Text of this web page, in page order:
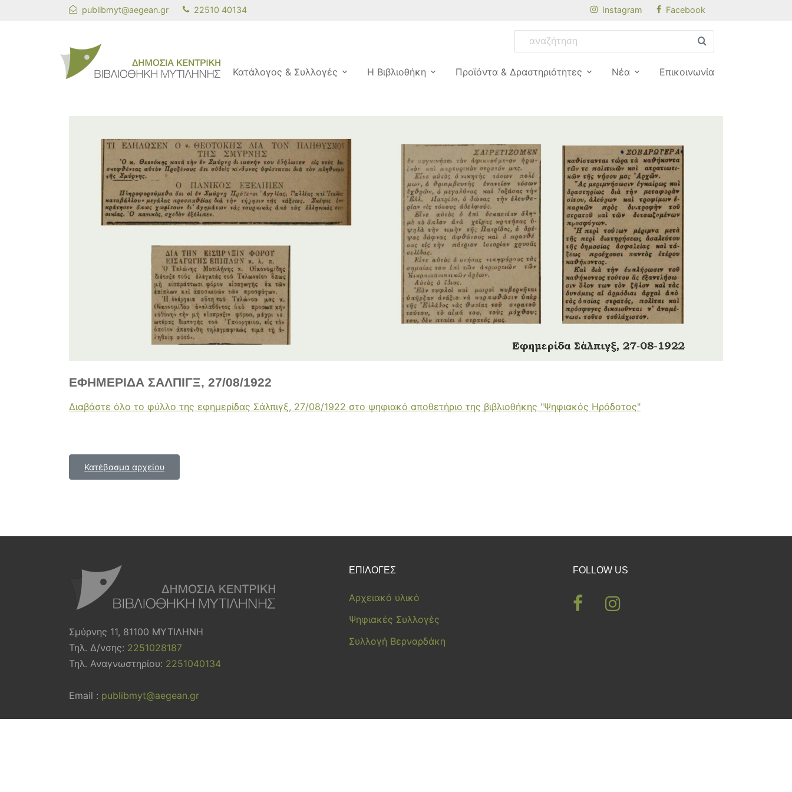
publibmyt@aegean.gr 22510 40134 Instagram Facebook
Κατάλογος & Συλλογές Η Βιβλιοθήκη Προϊόντα & Δραστηριότητες Νέα Επικοινωνία
ΕΦΗΜΕΡΙΔΑ ΣΑΛΠΙΓΞ, 27/08/1922
Διαβάστε όλο το φύλλο της εφημερίδας Σάλπιγξ, 27/08/1922 στο ψηφιακό αποθετήριο της βιβλιοθήκης "Ψηφιακός Ηρόδοτος"
Κατέβασμα αρχείου
Σμύρνης 11, 81100 ΜΥΤΙΛΗΝΗ
Τηλ. Δ/νσης: 2251028187
Τηλ. Αναγνωστηρίου: 2251040134
Email : publibmyt@aegean.gr
ΕΠΙΛΟΓΕΣ
Αρχειακό υλικό
Ψηφιακές Συλλογές
Συλλογή Βερναρδάκη
FOLLOW US